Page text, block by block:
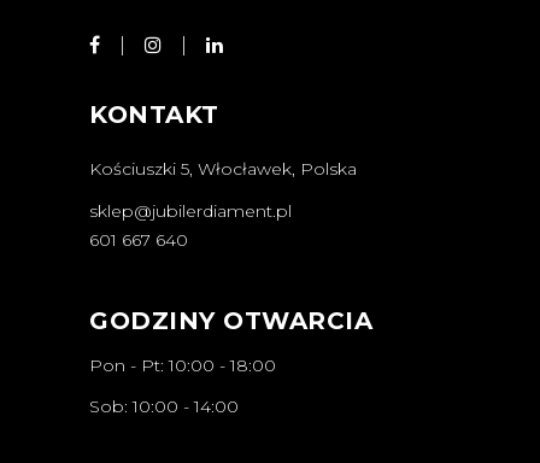
KONTAKT
Kościuszki 5, Włocławek, Polska
sklep@jubilerdiament.pl
601 667 640
GODZINY OTWARCIA
Pon - Pt: 10:00 - 18:00
Sob: 10:00 - 14:00